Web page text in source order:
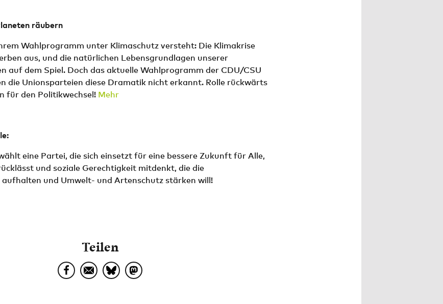
räubern
Wahlprogramm unter Klimaschutz versteht: Die Klimakrise
aus, und die natürlichen Lebensgrundlagen unserer
auf dem Spiel. Doch das aktuelle Wahlprogramm der CDU/CSU
die Unionsparteien diese Dramatik nicht erkannt. Rolle rückwärts
für den Politikwechsel! Mehr
eine Partei, die sich einsetzt für eine bessere Zukunft für Alle,
und soziale Gerechtigkeit mitdenkt, die die
und Umwelt- und Artenschutz stärken will!
Teilen